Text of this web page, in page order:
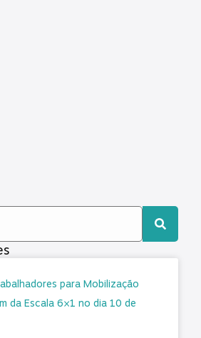
para Mobilização
da Escala 6×1 no dia 10 de